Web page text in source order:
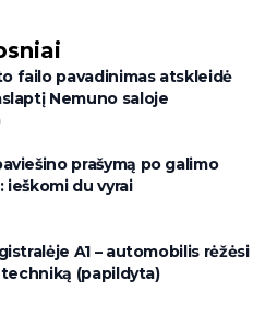
failo pavadinimas atskleidė
Nemuno saloje
prašymą po galimo
ieškomi du vyrai
A1 – automobilis rėžėsi
(papildyta)